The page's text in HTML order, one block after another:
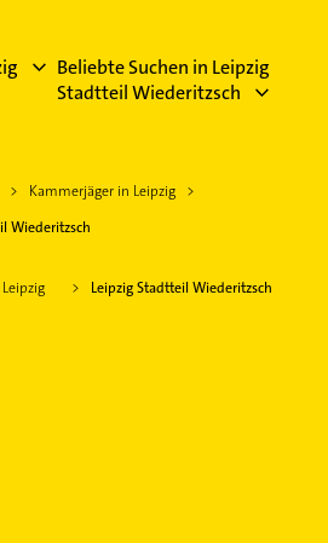
Beliebte Suchen in Leipzig
Stadtteil Wiederitzsch
Kammerjäger in Leipzig
Wiederitzsch
Leipzig Leipzig Stadtteil Wiederitzsch